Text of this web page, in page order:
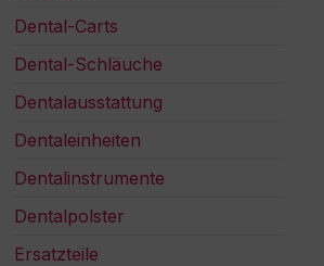
Dental-Carts
Dental-Schläuche
Dentalausstattung
Dentaleinheiten
Dentalinstrumente
Dentalpolster
Ersatzteile